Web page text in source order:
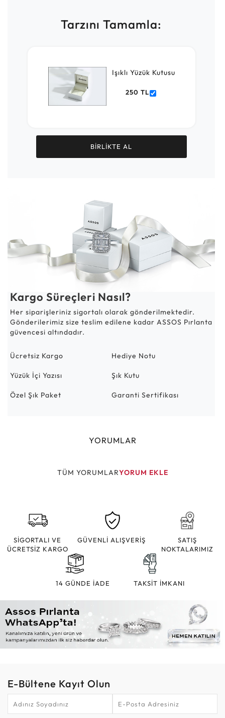
Tarzını Tamamla:
Işıklı Yüzük Kutusu
250 TL
BİRLİKTE AL
Kargo Süreçleri Nasıl?
Her siparişleriniz sigortalı olarak gönderilmektedir.
Gönderilerimiz size teslim edilene kadar ASSOS Pırlanta
güvencesi altındadır.
Ücretsiz Kargo Hediye Notu
Yüzük İçi Yazısı Şık Kutu
Özel Şık Paket Garanti Sertifikası
YORUMLAR
TÜM YORUMLARYORUM EKLE
SİGORTALI VE
ÜCRETSİZ KARGO
GÜVENLİ ALIŞVERİŞ
SATIŞ
NOKTALARIMIZ
14 GÜNDE İADE TAKSİT İMKANI
E-Bültene Kayıt Olun